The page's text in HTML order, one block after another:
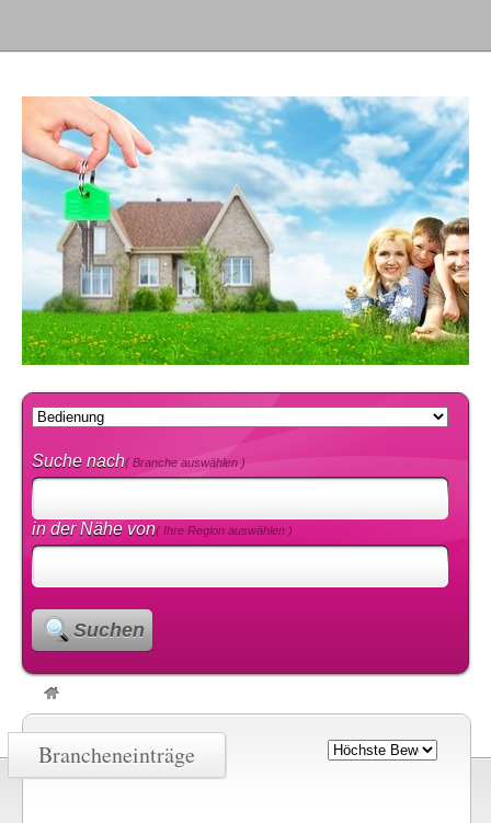
Suche nach( Branche auswählen )
in der Nähe von( Ihre Region auswählen )
Suchen
Brancheneinträge